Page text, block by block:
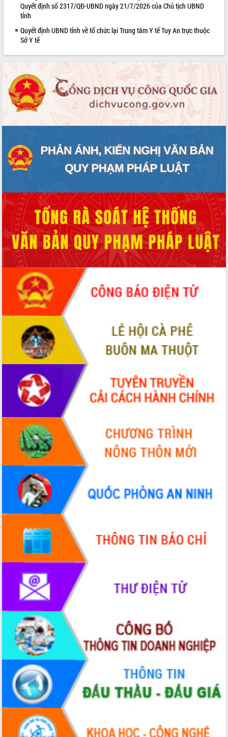
Bí thư Tỉnh ủy Lương Nguyễn Minh
Triết thăm, tặng quà người có công với
cách mạng
Rà soát, hoàn thiện hệ thống thiết chế
phát triển mới
Thường trực HĐND tỉnh Đắk Lắk gặp
mặt Đoàn chuyên gia y tế TP. Hồ Chí
Minh
Lễ truy điệu và an táng hài cốt liệt sĩ
tại Nghĩa trang Liệt sĩ xã Sơn Hòa
định EUDR
Thứ trưởng Bộ Nông nghiệp và Môi
trường Nguyễn Hoàng Hiệp khảo sát
sầu riêng tại Đắk Lắk
Trình diễn nghệ thuật chế biến các
món ăn từ sầu riêng
Đắk Lắk công bố Quy hoạch và xúc
tiến đầu tư tỉnh
Ngành cá ngừ Đắk Lắk chủ động thích
ứng để giữ vững thị trường xuất khẩu
Diễn đàn Kinh tế tư nhân Việt Nam đột
phá cơ chế - Hợp tác công tư
Đề án 06 tạo bước ngoặt đột phá trong
cải cách hành chính tỉnh Đắk Lắk
Kết nối tour, đẩy mạnh chuyển đổi số
để phát triển du lịch Đắk Lắk
Khởi động Dự án Đầu tư xây dựng hạ
tầng kỹ thuật Cụm công nghiệp Tân
Tiến
Gặp mặt các cơ quan báo chí nhân Kỷ
niệm 101 năm Ngày Báo chí Cách
mạng Việt Nam
Đắk Lắk sơ kết 4 năm triển khai thực
hiện Đề án 06 của Chính phủ
Họp báo thông tin về Hội nghị Công bố
Quy hoạch và Xúc tiến đầu tư tỉnh Đắk
Khơi thông điểm nghẽn, đẩy nhanh
giải ngân vốn khắc phục thiên tai
HĐND tỉnh thông qua điều chỉnh Quy
hoạch tỉnh thời kỳ 2021-2030
Hội thảo góp ý hồ sơ điều chỉnh quy
hoạch tỉnh Đắk Lắk thời kỳ 2021-2030,
tầm nhìn đến năm 2050
Nâng cao hiệu quả hoạt động của các
doanh nghiệp nhà nước
Hội nghị triển khai kết nối mạng
truyền số liệu chuyên dùng phục vụ cơ
quan Đảng, Nhà nước
Lễ phát động chuỗi hoạt động chung
tay làm sạch môi trường
Xã Ea Kar bước chuyển mình trong
công tác cải cách hành chính mô hình
mới
UBND tỉnh họp báo định kỳ tháng 4
năm 2026
Hội thảo khoa học “Giải pháp thúc đẩy
phát triển nền kinh tế xanh tại tỉnh
Đắk Lắk”
Tăng cường giám sát, đôn đốc thực
hiện nhiệm vụ quản lý tài sản công
hàng tuần
Quyết định số 2317/QĐ-UBND ngày 21/7/2026 của Chủ tịch UBND
tỉnh
Quyết định UBND tỉnh về tổ chức lại Trung tâm Y tế Tuy An trực thuộc
Sở Y tế